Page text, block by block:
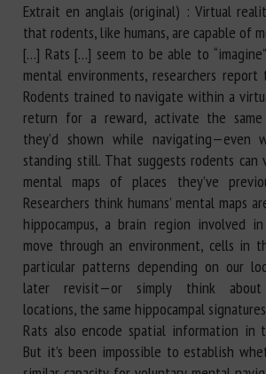
Extrait en anglais (original) : Virtual
that rodents, like humans, are capable of
[…] Rats […] seem to be able to
mental environments, researchers report
Rodents trained to navigate within a
return for a reward, activate the
they’d shown while navigating—even
standing still. That suggests rodents can
mental maps of places they’ve
Researchers think humans’ mental maps
hippocampus, a brain region involved
move through an environment, cells in
particular patterns depending on our
later revisit—or simply think about
locations, the same hippocampal
Rats also encode spatial information in
But it’s been impossible to establish